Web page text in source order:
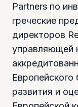
Partners по
греческие
директоров
управляющей
Европейского
развития и